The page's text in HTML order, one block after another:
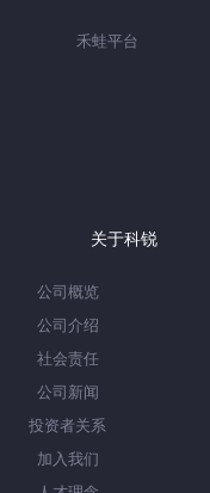
禾蛙平台
关于科锐
公司概览
公司介绍
社会责任
公司新闻
投资者关系
加入我们